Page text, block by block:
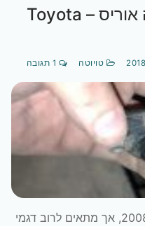
ניקוי חיישן MAF טויוטה אוריס – Toyota
טויוטה
*המדריך נעשה על טויוטה אוריס 2008, אך מתאים לרוב דגמי